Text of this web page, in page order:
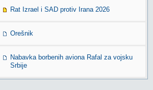
Rat Izrael i SAD protiv Irana 2026
Orešnik
Nabavka borbenih aviona Rafal za vojsku
Srbije